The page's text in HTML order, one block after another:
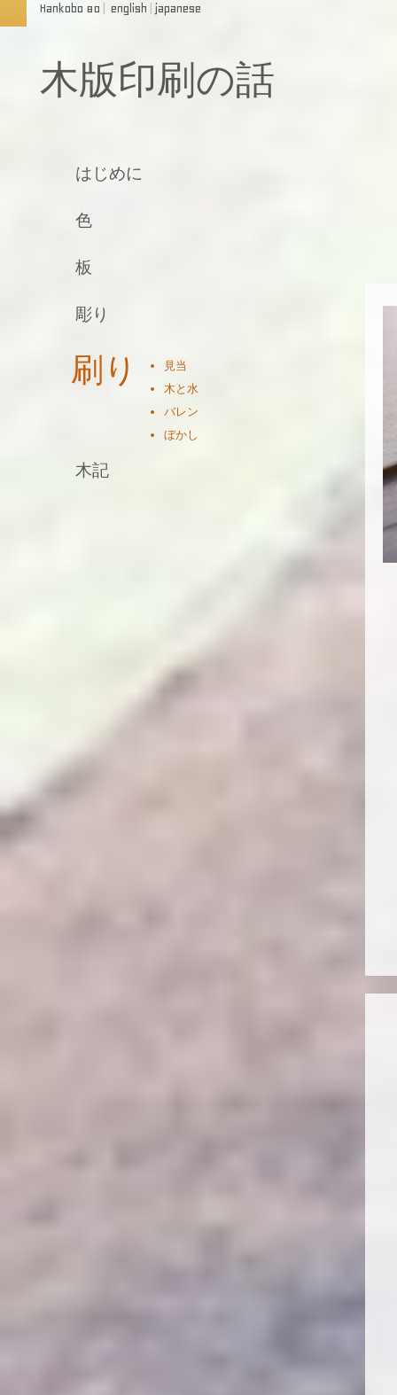
Hankobo 80 english japanese
木版印刷の話
はじめに
色
板
彫り
刷り
見当
木と水
バレン
ぼかし
木記